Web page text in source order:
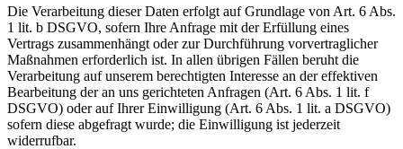
Die Verarbeitung dieser Daten erfolgt auf Grundlage von Art. 6 Abs.
1 lit. b DSGVO, sofern Ihre Anfrage mit der Erfüllung eines
Vertrags zusammenhängt oder zur Durchführung vorvertraglicher
Maßnahmen erforderlich ist. In allen übrigen Fällen beruht die
Verarbeitung auf unserem berechtigten Interesse an der effektiven
Bearbeitung der an uns gerichteten Anfragen (Art. 6 Abs. 1 lit. f
DSGVO) oder auf Ihrer Einwilligung (Art. 6 Abs. 1 lit. a DSGVO)
sofern diese abgefragt wurde; die Einwilligung ist jederzeit
widerrufbar.